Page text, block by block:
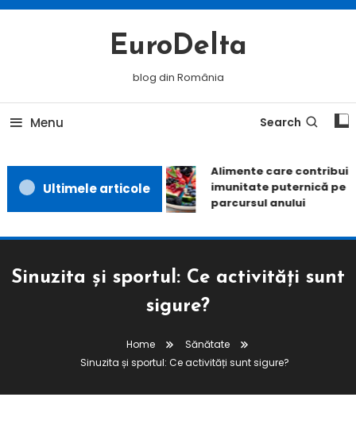
Skip
EuroDelta
blog din România
Menu Search
Ultimele articole
Alimente care contribuie
imunitate puternică pe
parcursul anului
Sinuzita și sportul: Ce activități sunt
sigure?
Home
Sănătate
Sinuzita și sportul: Ce activități sunt sigure?